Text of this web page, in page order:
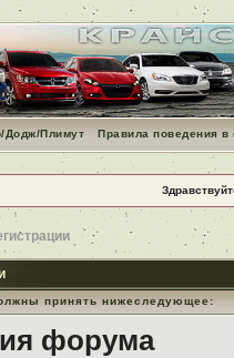
Додж/Плимут Правила поведения
принять нижеследующее:
форума